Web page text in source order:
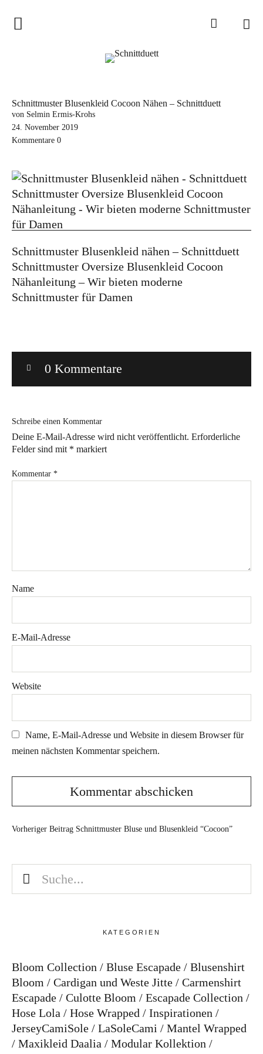
Home
Schnittduett Magazin
Sewalong
Stoffempfehlungen
Tipps zur Schnittanpassung
Wir sagen Danke und Good
Bye!
Schnittmuster Blusenkleid Cocoon Nähen – Schnittduett
von Selmin Ermis-Krohs
24. November 2019
Kommentare 0
Schnittmuster Blusenkleid nähen – Schnittduett
Schnittmuster Oversize Blusenkleid Cocoon
Nähanleitung – Wir bieten moderne
Schnittmuster für Damen
0 Kommentare
Schreibe einen Kommentar
Deine E-Mail-Adresse wird nicht veröffentlicht. Erforderliche
Felder sind mit * markiert
Kommentar *
Name
E-Mail-Adresse
Website
Name, E-Mail-Adresse und Website in diesem Browser für
meinen nächsten Kommentar speichern.
Vorheriger Beitrag Schnittmuster Bluse und Blusenkleid “Cocoon”
KATEGORIEN
Bloom Collection Bluse Escapade
Blusenshirt
Bloom
Cardigan und Weste Jitte
Carmenshirt
Escapade
Culotte Bloom
Escapade Collection
Hose Lola
Hose Wrapped
Inspirationen
JerseyCamiSole
LaSoleCami
Mantel Wrapped
Maxikleid Daalia
Modular Kollektion